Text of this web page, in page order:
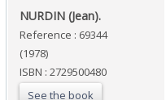
‎NURDIN (Jean).‎
Reference : 69344
(1978)
ISBN : 2729500480
See the book